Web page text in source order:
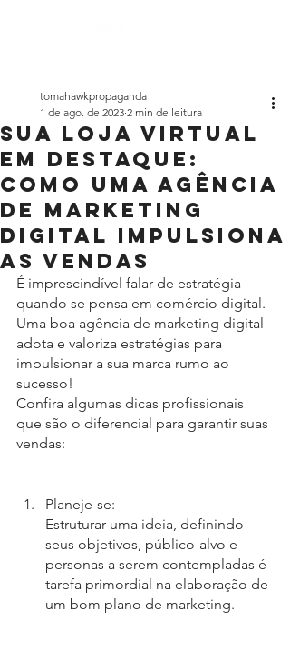
Sua loja virtual
em destaque:
Como uma agência
de marketing
digital impulsiona
as vendas
tomahawkpropaganda
1 de ago. de 2023 2 min de leitura
É imprescindível falar de estratégia
quando se pensa em comércio digital.
Uma boa agência de marketing digital
adota e valoriza estratégias para
impulsionar a sua marca rumo ao
sucesso!
Confira algumas dicas profissionais
que são o diferencial para garantir suas
vendas:
Planeje-se:
Estruturar uma ideia, definindo
seus objetivos, público-alvo e
personas a serem contempladas é
tarefa primordial na elaboração de
um bom plano de marketing.